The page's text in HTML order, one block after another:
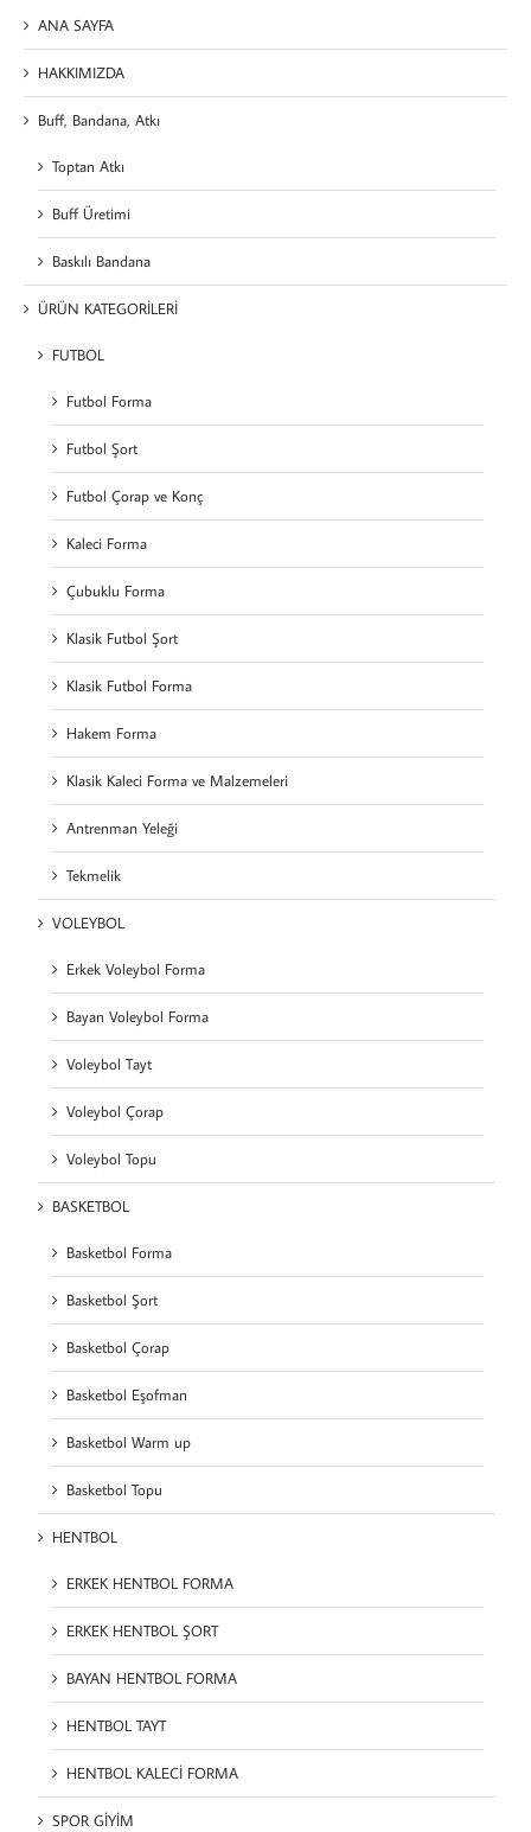
ANA SAYFA
HAKKIMIZDA
Buff, Bandana, Atkı
Toptan Atkı
Buff Üretimi
Baskılı Bandana
ÜRÜN KATEGORİLERİ
FUTBOL
Futbol Forma
Futbol Şort
Futbol Çorap ve Konç
Kaleci Forma
Çubuklu Forma
Klasik Futbol Şort
Klasik Futbol Forma
Hakem Forma
Klasik Kaleci Forma ve Malzemeleri
Antrenman Yeleği
Tekmelik
VOLEYBOL
Erkek Voleybol Forma
Bayan Voleybol Forma
Voleybol Tayt
Voleybol Çorap
Voleybol Topu
BASKETBOL
Basketbol Forma
Basketbol Şort
Basketbol Çorap
Basketbol Eşofman
Basketbol Warm up
Basketbol Topu
HENTBOL
ERKEK HENTBOL FORMA
ERKEK HENTBOL ŞORT
BAYAN HENTBOL FORMA
HENTBOL TAYT
HENTBOL KALECİ FORMA
SPOR GİYİM